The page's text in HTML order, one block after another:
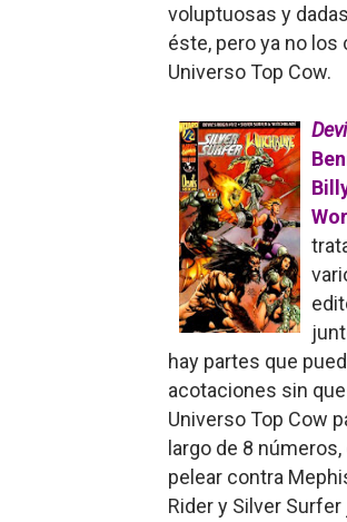
voluptuosas y
éste, pero ya no
Universo Top Cow.
hay partes que
acotaciones sin
Universo Top Cow
largo de 8
pelear contra
Rider y Silver